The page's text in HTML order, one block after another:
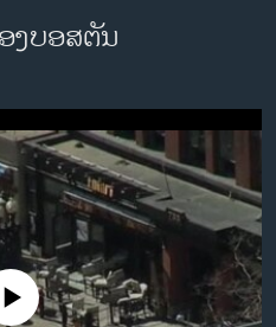
ດ 2024
ງບອສຕັນ
currently available